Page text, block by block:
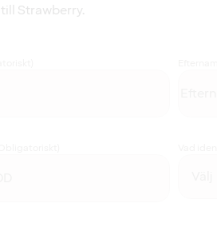
Strawberry.